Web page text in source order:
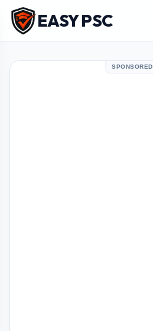
EASY PSC
SPONSORED